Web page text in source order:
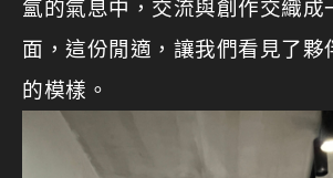
氳的氣息中，交流與創作交織成
面，這份閒適，讓我們看見了夥
的模樣。